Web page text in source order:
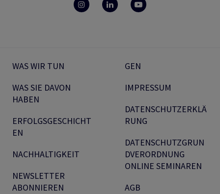
WAS WIR TUN
WAS SIE DAVON
HABEN
ERFOLGSGESCHICHT
EN
NACHHALTIGKEIT
NEWSLETTER
ABONNIEREN
GEN
IMPRESSUM
DATENSCHUTZERKLÄ
RUNG
DATENSCHUTZGRUN
DVERORDNUNG
ONLINE SEMINAREN
AGB